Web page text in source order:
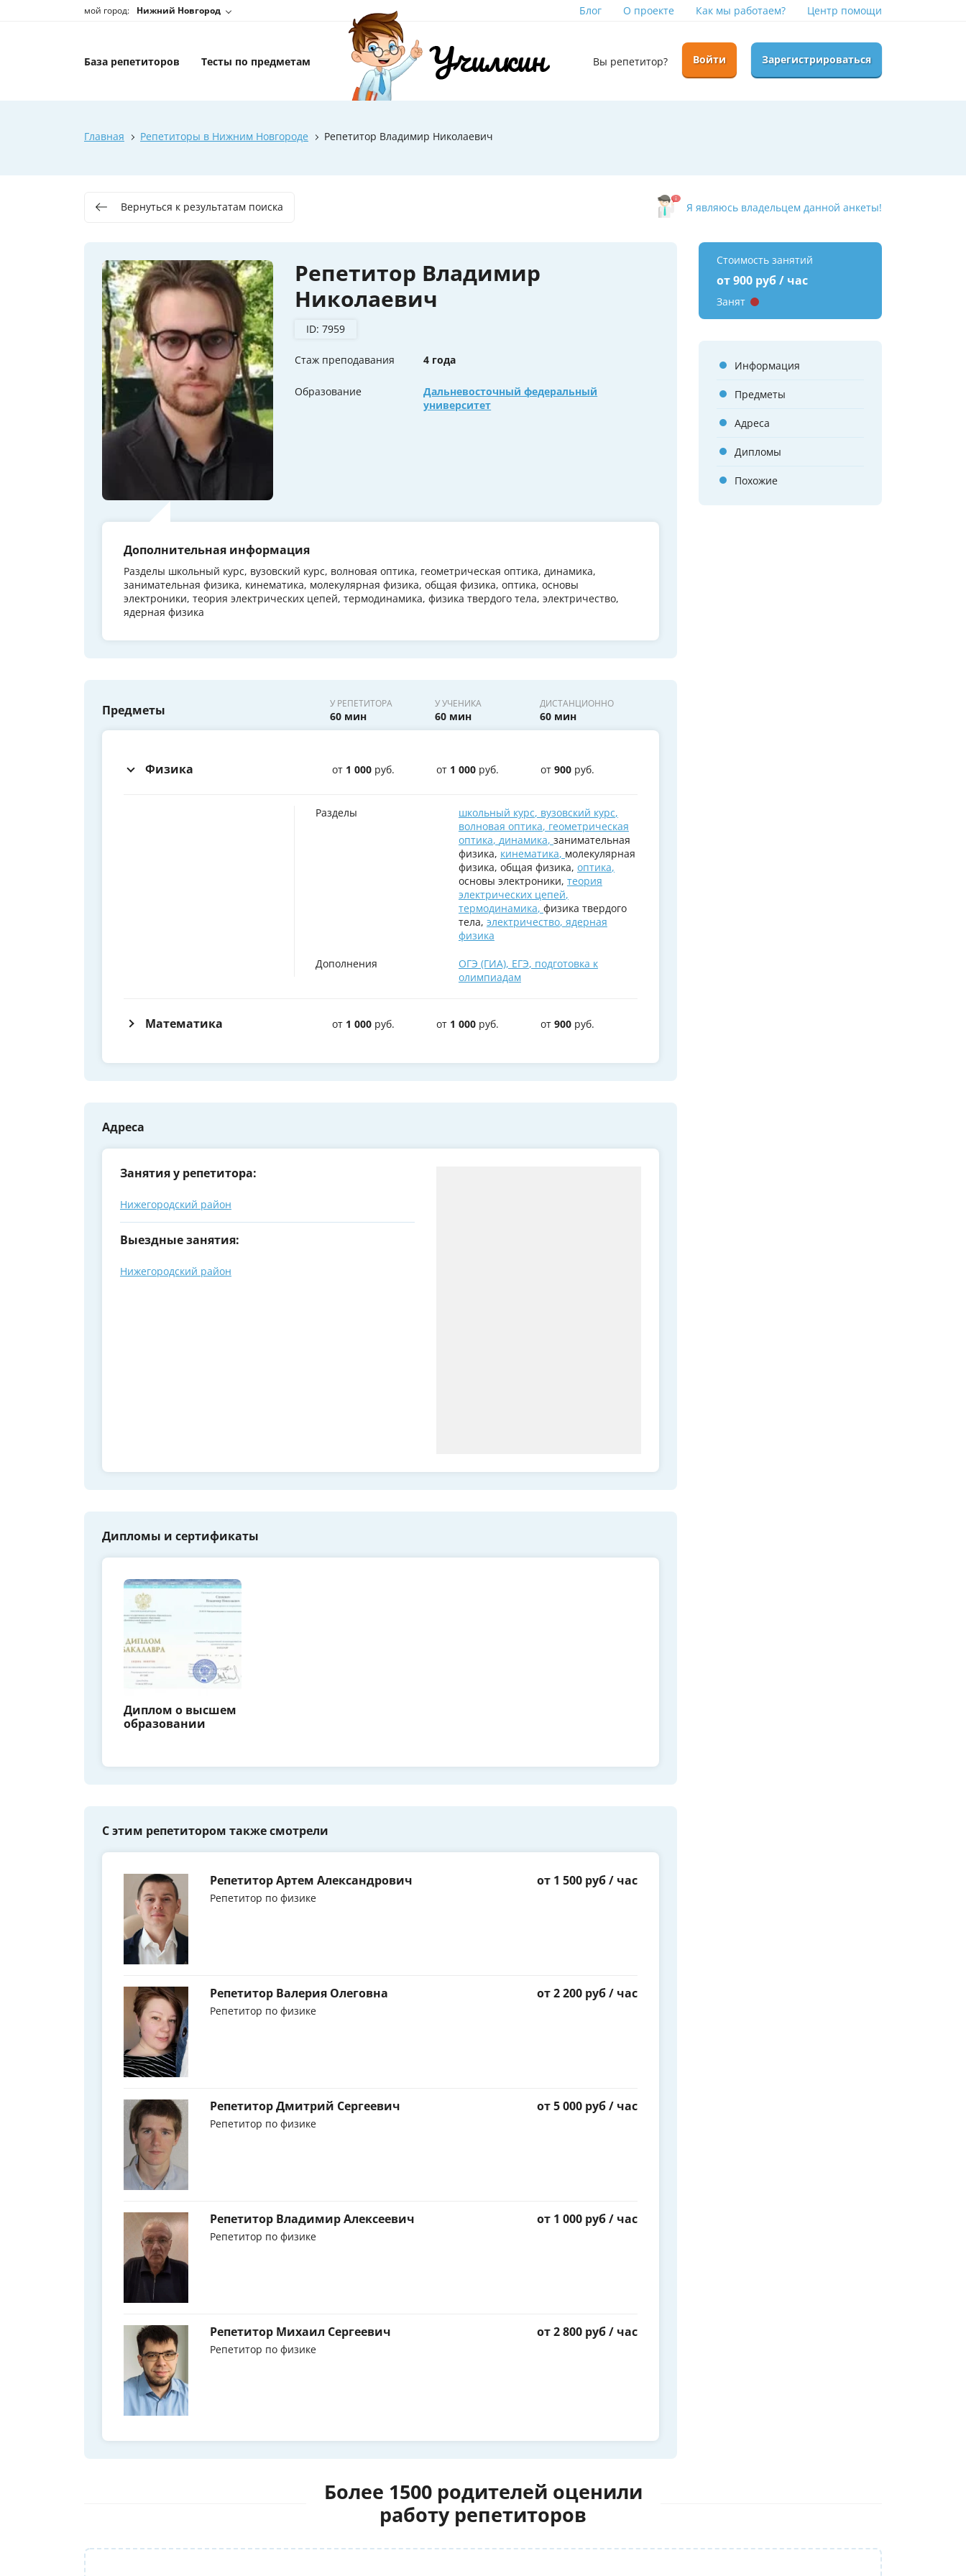
мой город: Нижний Новгород Блог О проекте Как мы работаем? Центр помощи
База репетиторов Тесты по предметам Вы репетитор? Войти Зарегистрироваться
Главная Репетиторы в Нижним Новгороде Репетитор Владимир Николаевич
Вернуться к результатам поиска Я являюсь владельцем данной анкеты!
Репетитор Владимир
Николаевич
ID: 7959
Стаж преподавания 4 года
Образование
Дальневосточный федеральный
университет
Дополнительная информация
Разделы школьный курс, вузовский курс, волновая оптика, геометрическая оптика, динамика,
занимательная физика, кинематика, молекулярная физика, общая физика, оптика, основы
электроники, теория электрических цепей, термодинамика, физика твердого тела, электричество,
ядерная физика
Предметы У РЕПЕТИТОРА
60 мин
У УЧЕНИКА
60 мин
ДИСТАНЦИОННО
60 мин
Физика от 1 000 руб. от 1 000 руб. от 900 руб.
Разделы школьный курс, вузовский курс,
волновая оптика, геометрическая
оптика, динамика, занимательная
физика, кинематика, молекулярная
физика, общая физика, оптика,
основы электроники, теория
электрических цепей,
термодинамика, физика твердого
тела, электричество, ядерная
физика
Дополнения ОГЭ (ГИА), ЕГЭ, подготовка к
олимпиадам
Математика от 1 000 руб. от 1 000 руб. от 900 руб.
Адреса
Занятия у репетитора:
Нижегородский район
Выездные занятия:
Нижегородский район
Дипломы и сертификаты
Диплом о высшем
образовании
С этим репетитором также смотрели
Репетитор Артем Александрович
Репетитор по физике
от 1 500 руб / час
Репетитор Валерия Олеговна
Репетитор по физике
от 2 200 руб / час
Репетитор Дмитрий Сергеевич
Репетитор по физике
от 5 000 руб / час
Репетитор Владимир Алексеевич
Репетитор по физике
от 1 000 руб / час
Репетитор Михаил Сергеевич
Репетитор по физике
от 2 800 руб / час
Стоимость занятий
от 900 руб / час
Занят
Информация
Предметы
Адреса
Дипломы
Похожие
Более 1500 родителей оценили
работу репетиторов